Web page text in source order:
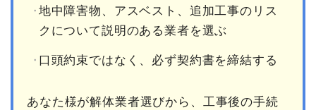
地中障害物、アスベスト、追加工事のリス
クについて説明のある業者を選ぶ
口頭約束ではなく、必ず契約書を締結する
あなた様が解体業者選びから、工事後の手続